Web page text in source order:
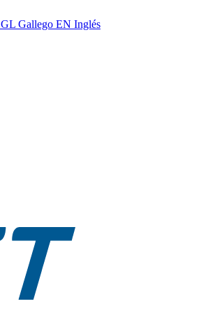
GL Gallego EN Inglés